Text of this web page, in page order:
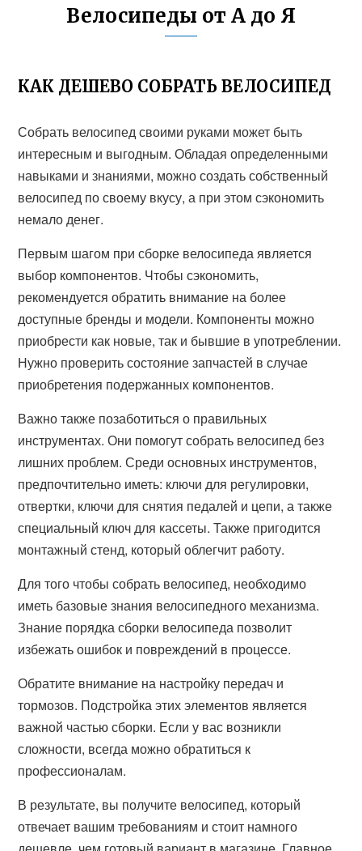
Велосипеды от А до Я
КАК ДЕШЕВО СОБРАТЬ ВЕЛОСИПЕД
Собрать велосипед своими руками может быть
интересным и выгодным. Обладая определенными
навыками и знаниями, можно создать собственный
велосипед по своему вкусу, а при этом сэкономить
немало денег.
Первым шагом при сборке велосипеда является
выбор компонентов. Чтобы сэкономить,
рекомендуется обратить внимание на более
доступные бренды и модели. Компоненты можно
приобрести как новые, так и бывшие в употреблении.
Нужно проверить состояние запчастей в случае
приобретения подержанных компонентов.
Важно также позаботиться о правильных
инструментах. Они помогут собрать велосипед без
лишних проблем. Среди основных инструментов,
предпочтительно иметь: ключи для регулировки,
отвертки, ключи для снятия педалей и цепи, а также
специальный ключ для кассеты. Также пригодится
монтажный стенд, который облегчит работу.
Для того чтобы собрать велосипед, необходимо
иметь базовые знания велосипедного механизма.
Знание порядка сборки велосипеда позволит
избежать ошибок и повреждений в процессе.
Обратите внимание на настройку передач и
тормозов. Подстройка этих элементов является
важной частью сборки. Если у вас возникли
сложности, всегда можно обратиться к
профессионалам.
В результате, вы получите велосипед, который
отвечает вашим требованиям и стоит намного